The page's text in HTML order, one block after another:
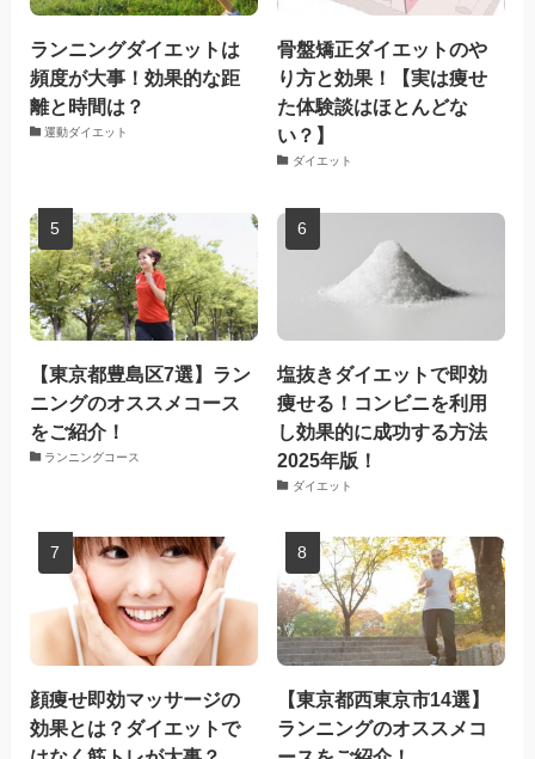
ランニングダイエットは
頻度が大事！効果的な距
離と時間は？
運動ダイエット
骨盤矯正ダイエットのや
り方と効果！【実は痩せ
た体験談はほとんどな
い？】
ダイエット
【東京都豊島区7選】ラン
ニングのオススメコース
をご紹介！
ランニングコース
塩抜きダイエットで即効
痩せる！コンビニを利用
し効果的に成功する方法
2025年版！
ダイエット
顔痩せ即効マッサージの
効果とは？ダイエットで
【東京都西東京市14選】
ランニングのオススメコ